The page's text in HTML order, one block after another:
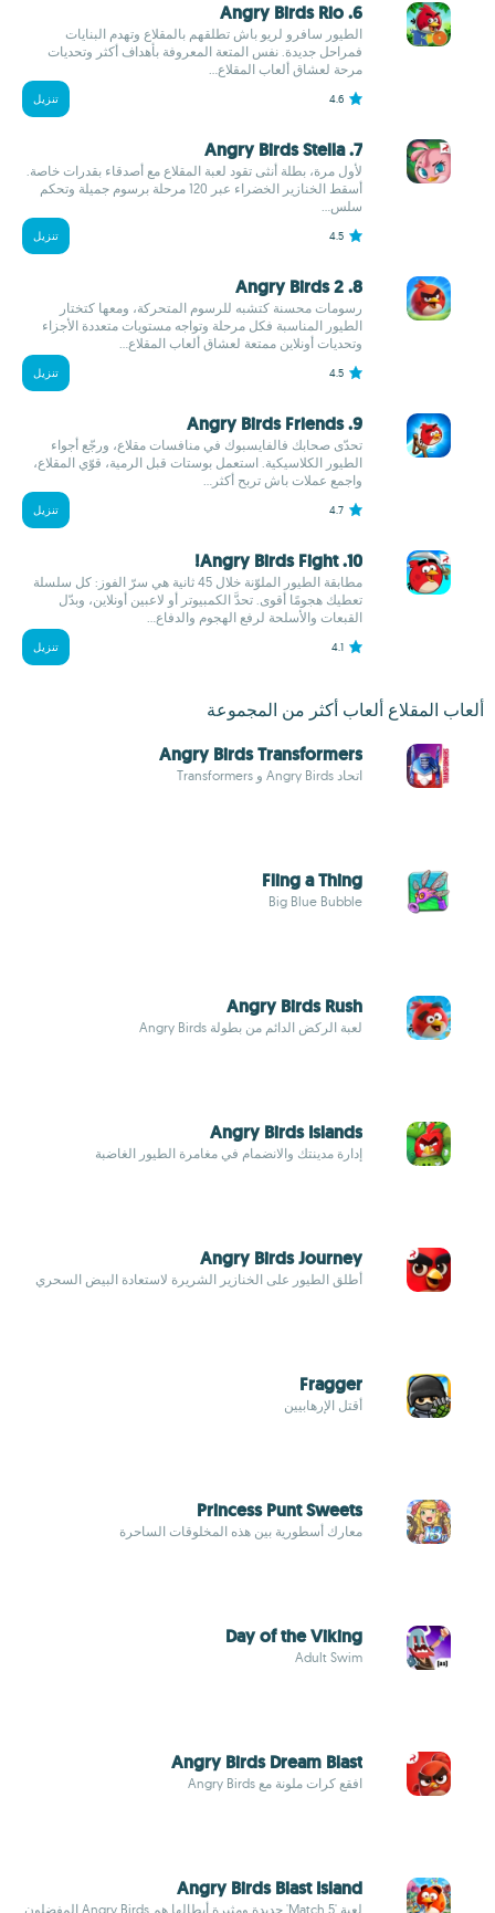
6. Angry Birds Rio
الطيور سافرو لريو باش تطلقهم بالمقلاع وتهدم البنايات
فمراحل جديدة. نفس المتعة المعروفة بأهداف أكثر وتحديات
مرحة لعشاق ألعاب المقلاع...
4.6 تنزيل
7. Angry Birds Stella
لأول مرة، بطلة أنثى تقود لعبة المقلاع مع أصدقاء بقدرات خاصة.
أسقط الخنازير الخضراء عبر 120 مرحلة برسوم جميلة وتحكم
سلس...
4.5 تنزيل
8. Angry Birds 2
رسومات محسنة كتشبه للرسوم المتحركة، ومعها كتختار
الطيور المناسبة فكل مرحلة وتواجه مستويات متعددة الأجزاء
وتحديات أونلاين ممتعة لعشاق ألعاب المقلاع...
4.5 تنزيل
9. Angry Birds Friends
تحدّى صحابك فالفايسبوك في منافسات مقلاع، ورجّع أجواء
الطيور الكلاسيكية. استعمل بوستات قبل الرمية، قوّي المقلاع،
واجمع عملات باش تربح أكثر...
4.7 تنزيل
10. Angry Birds Fight!
مطابقة الطيور الملوّنة خلال 45 ثانية هي سرّ الفوز: كل سلسلة
تعطيك هجومًا أقوى. تحدَّ الكمبيوتر أو لاعبين أونلاين، وبدّل
القبعات والأسلحة لرفع الهجوم والدفاع...
4.1 تنزيل
ألعاب المقلاع ألعاب أكثر من المجموعة
Angry Birds Transformers
اتحاد Angry Birds و Transformers
Fling a Thing
Big Blue Bubble
Angry Birds Rush
لعبة الركض الدائم من بطولة Angry Birds
Angry Birds Islands
إدارة مدينتك والانضمام في مغامرة الطيور الغاضبة
Angry Birds Journey
أطلق الطيور على الخنازير الشريرة لاستعادة البيض السحري
Fragger
أقتل الإرهابيين
Princess Punt Sweets
معارك أسطورية بين هذه المخلوقات الساحرة
Day of the Viking
Adult Swim
Angry Birds Dream Blast
افقع كرات ملونة مع Angry Birds
Angry Birds Blast Island
لعبة 'Match 5' جديدة ومثيرة أبطالها هم Angry Birds المفضلون